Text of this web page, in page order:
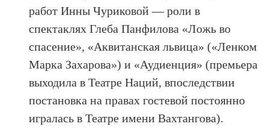
работ Инны Чуриковой — роли в
спектаклях Глеба Панфилова «Ложь во
спасение», «Аквитанская львица» («Ленком
Марка Захарова») и «Аудиенция» (премьера
выходила в Театре Наций, впоследствии
постановка на правах гостевой постоянно
игралась в Театре имени Вахтангова).